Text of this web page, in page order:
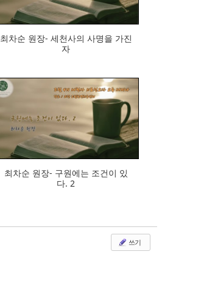
최차순 원장- 세천사의 사명을 가진
자
564
최차순 원장- 구원에는 조건이 있
다. 2
쓰기